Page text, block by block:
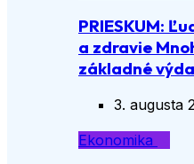
PRIESKUM:
a zdravie
základné
3. augusta
Ekonomika